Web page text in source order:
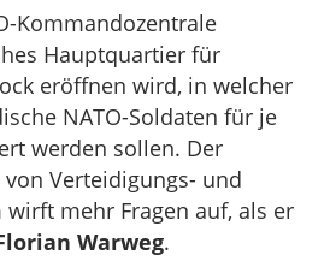
Kommandozentrale
Hauptquartier für
eröffnen wird, in welcher
NATO-Soldaten für je
werden sollen. Der
Verteidigungs- und
mehr Fragen auf, als er
Warweg.